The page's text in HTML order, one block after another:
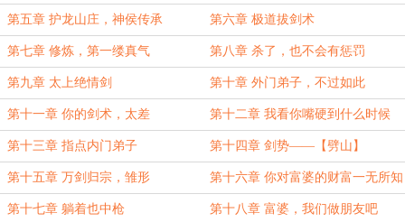
第五章 护龙山庄，神侯传承 第六章 极道拔剑术
第七章 修炼，第一缕真气 第八章 杀了，也不会有惩罚
第九章 太上绝情剑 第十章 外门弟子，不过如此
第十一章 你的剑术，太差 第十二章 我看你嘴硬到什么时候
第十三章 指点内门弟子 第十四章 剑势——【劈山】
第十五章 万剑归宗，雏形 第十六章 你对富婆的财富一无所知
第十七章 躺着也中枪 第十八章 富婆，我们做朋友吧